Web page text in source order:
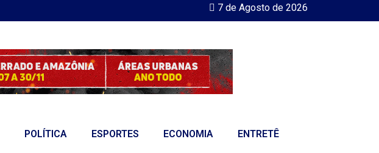
7 de Agosto de 2026
POLÍTICA ESPORTES ECONOMIA ENTRETÊ